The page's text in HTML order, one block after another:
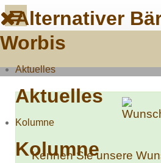
Alternativer
Worbis
Aktuelles
Aktuelles
Kolumne
Kolumne
Kennen Sie unsere